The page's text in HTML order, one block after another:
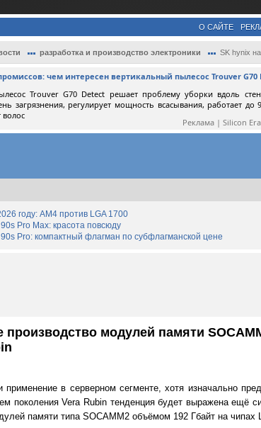
О САЙТЕ
разработка и производство электроники SK hynix начала
чем интересен вертикальный пылесос Trouver G70
Trouver G70 Detect решает проблему уборки вдоль
загрязнения, регулирует мощность всасывания, работает
волос
Реклама | Silicon
году: AM4 против LGA 1700
Pro Max: красота повсюду
Pro: компактный флагман по субфлагманской цене
производство модулей памяти
в серверном сегменте, хотя изначально
поколения Vera Rubin тенденция будет выражена ещё
памяти типа SOCAMM2 объёмом 192 Гбайт на чипах